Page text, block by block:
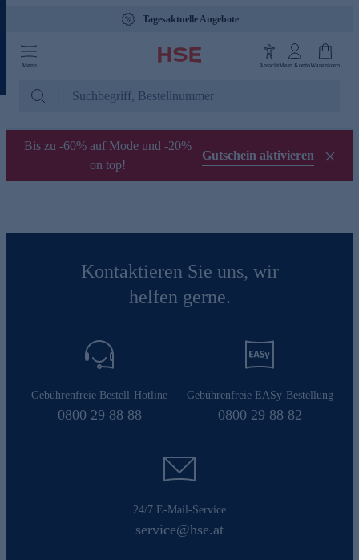
Tagesaktuelle Angebote
Menü AnsichtMein KontoWarenkorb
Bis zu -60% auf Mode und -20%
on top!
Gutschein aktivieren
Kontaktieren Sie uns, wir
helfen gerne.
Gebührenfreie Bestell-Hotline
0800 29 88 88
Gebührenfreie EASy-Bestellung
0800 29 88 82
24/7 E-Mail-Service
service@hse.at